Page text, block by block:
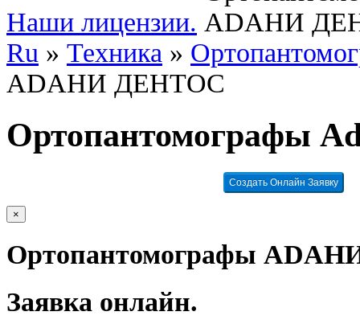
Наши лицензии.
Ru » Техника »
ADAНИ ДЕНТОС
Ортопантомографы
Создать Онлайн Заявку
×
Ортопантомографы
Заявка онлайн.